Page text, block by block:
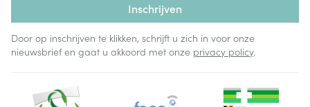
Inschrijven
Door op inschrijven te klikken, schrijft u zich in voor onze
nieuwsbrief en gaat u akkoord met onze privacy policy.